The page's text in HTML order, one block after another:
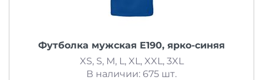
Футболка мужская E190, ярко-синяя
XS, S, M, L, XL, XXL, 3XL
В наличии: 675 шт.